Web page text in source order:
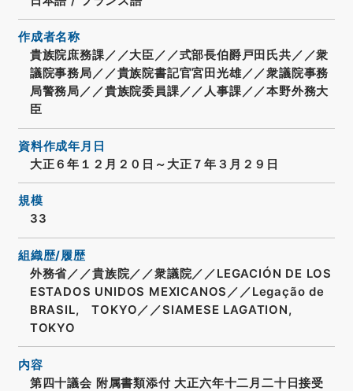
作成者名称
貴族院庶務課／／大臣／／式部長伯爵戸田氏共／／衆
議院事務局／／貴族院書記官宮田光雄／／衆議院事務
局警務局／／貴族院委員課／／人事課／／本野外務大
臣
資料作成年月日
大正６年１２月２０日～大正７年３月２９日
規模
33
組織歴/履歴
外務省／／貴族院／／衆議院／／LEGACIÓN DE LOS
ESTADOS UNIDOS MEXICANOS／／Legação de
BRASIL, TOKYO／／SIAMESE LAGATION,
TOKYO
内容
第四十議会 附属書類添付 大正六年十二月二十日接受